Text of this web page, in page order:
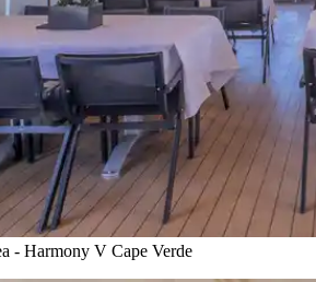
- Harmony V Cape Verde